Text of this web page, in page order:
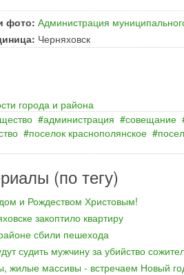
фото: Администрация
Черняховск
города и района
администрация совещание
поселок краснополянское
(по тегу)
и Рождеством Христовым!
закоптило квартиру
сбили пешехода
судить мужчину за убийство
жилые массивы - встречаем Новый